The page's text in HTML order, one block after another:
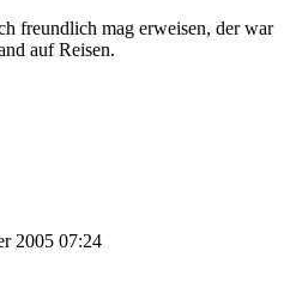
freundlich mag erweisen, der war
auf Reisen.
2005 07:24